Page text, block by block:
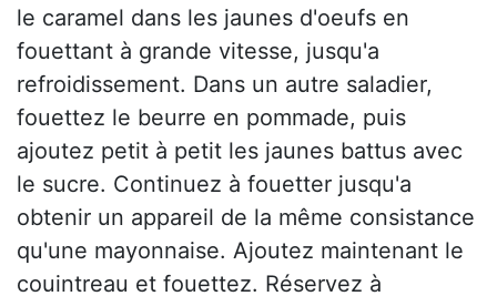
le caramel dans les jaunes d'oeufs en
fouettant à grande vitesse, jusqu'a
refroidissement. Dans un autre saladier,
fouettez le beurre en pommade, puis
ajoutez petit à petit les jaunes battus avec
le sucre. Continuez à fouetter jusqu'a
obtenir un appareil de la même consistance
qu'une mayonnaise. Ajoutez maintenant le
couintreau et fouettez. Réservez à